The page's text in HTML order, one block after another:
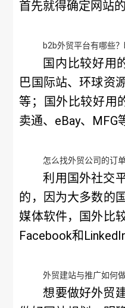
首先就得确定网站
b2b外贸平台有哪些
国内比较好用
巴国际站、环球资
等；国外比较好用
卖通、eBay、MFG
怎么找外贸公司的订
利用国外社交
的，因为大多数的
媒体软件，国外比
Facebook和LinkedIn
外贸建站与推广如何
想要做好外贸